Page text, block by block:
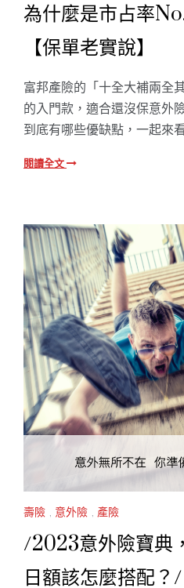
為什麼是市占率
【保單老實說】
富邦產險的「十全大補兩全
的入門款，適合還沒保意外
到底有哪些優缺點，一起來
閱讀全文
壽險 , 意外險 , 產險
/2023意外險寶典
日額該怎麼搭配？/